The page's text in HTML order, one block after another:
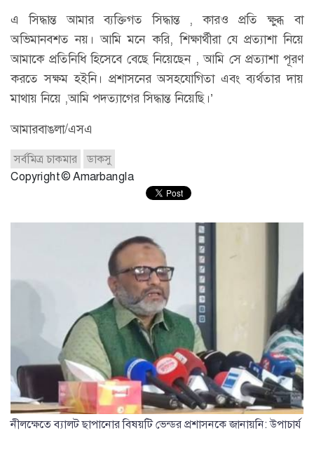
এ সিদ্ধান্ত আমার ব্যক্তিগত সিদ্ধান্ত , কারও প্রতি ক্ষুব্ধ বা
অভিমানবশত নয়। আমি মনে করি, শিক্ষার্থীরা যে প্রত্যাশা নিয়ে
আমাকে প্রতিনিধি হিসেবে বেছে নিয়েছেন , আমি সে প্রত্যাশা পূরণ
করতে সক্ষম হইনি। প্রশাসনের অসহযোগিতা এবং ব্যর্থতার দায়
মাথায় নিয়ে ,আমি পদত্যাগের সিদ্ধান্ত নিয়েছি।’
আমারবাঙলা/এসএ
সর্বমিত্র চাকমার
ডাকসু
Copyright © Amarbangla
নীলক্ষেতে ব্যালট ছাপানোর বিষয়টি ভেন্ডর প্রশাসনকে জানায়নি: উপাচার্য